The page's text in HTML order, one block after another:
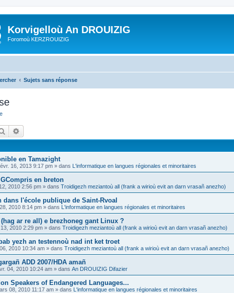
Korvigelloù An DROUIZIG
Foromoù KERZROUIZIG
Sujets sans réponse
Rechercher
en Tamazight
16, 2013 9:17 pm » dans L'informatique en langues régionales et minoritaires
en breton
2010 2:56 pm » dans Troidigezh meziantoù all (frank a wirioù evit an darn vrasañ anezho)
dans l'école publique de Saint-Rvoal
2010 8:14 pm » dans L'informatique en langues régionales et minoritaires
ar re all) e brezhoneg gant Linux ?
2010 2:29 pm » dans Troidigezh meziantoù all (frank a wirioù evit an darn vrasañ anezho)
yezh an testennoù nad int ket troet
2010 10:34 am » dans Troidigezh meziantoù all (frank a wirioù evit an darn vrasañ anezho)
ADD 2007/HDA amañ
04, 2010 10:24 am » dans An DROUIZIG Difazier
Speakers of Endangered Languages...
08, 2010 11:17 am » dans L'informatique en langues régionales et minoritaires